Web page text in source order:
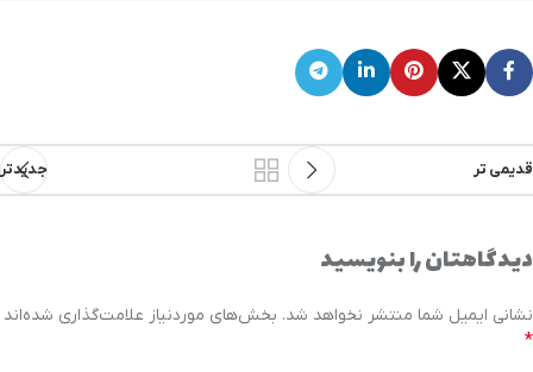
جدیدتر قدیمی تر
دیدگاهتان را بنویسید
نشانی ایمیل شما منتشر نخواهد شد. بخش‌های موردنیاز علامت‌گذاری شده‌اند
*